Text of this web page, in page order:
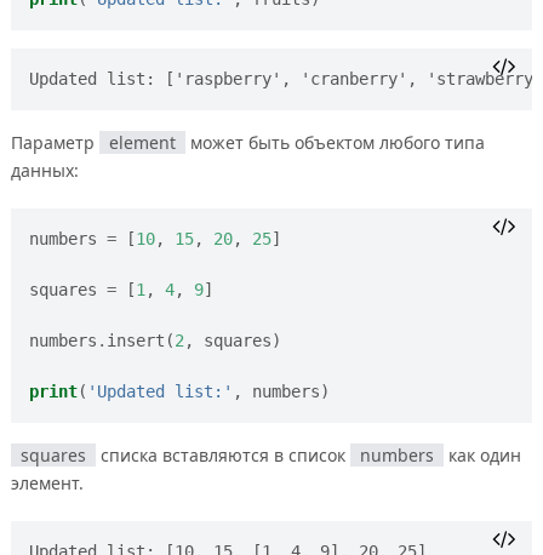
Параметр element
может быть объектом любого типа
данных:
numbers = [10, 15, 20, 25]
squares = [1, 4, 9]
numbers . insert (2, squares)
print( 'Updated list:' , numbers)
squares списка вставляются в список numbers
как один
элемент.